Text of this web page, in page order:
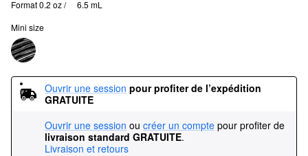
Format 0.2 oz / 	6.5 mL
Mini size
Ouvrir une session pour profiter de l’expédition
GRATUITE
Ouvrir une session ou créer un compte pour profiter de
livraison standard GRATUITE.
Livraison et retours